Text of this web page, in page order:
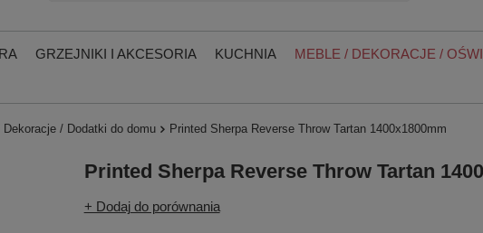
GRZEJNIKI I AKCESORIA KUCHNIA MEBLE / DEKORACJE /
/ Dodatki do domu Printed Sherpa Reverse Throw Tartan 1400x1800mm
Printed Sherpa Reverse Throw Tartan
+ Dodaj do porównania